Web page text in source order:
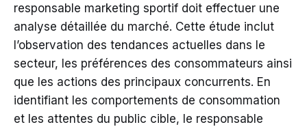
responsable marketing sportif doit effectuer une
analyse détaillée du marché. Cette étude inclut
l’observation des tendances actuelles dans le
secteur, les préférences des consommateurs ainsi
que les actions des principaux concurrents. En
identifiant les comportements de consommation
et les attentes du public cible, le responsable